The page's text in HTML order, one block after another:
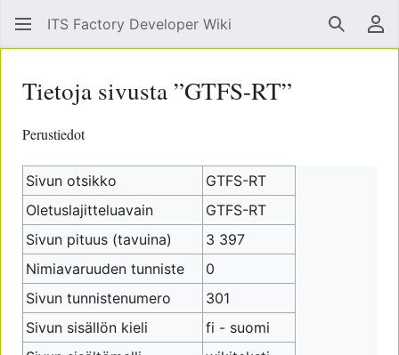
ITS Factory Developer Wiki Hae
Tietoja sivusta ”GTFS-RT”
Perustiedot
Sivun otsikko
GTFS-RT
Oletuslajitteluavain
GTFS-RT
Sivun pituus (tavuina)
3 397
Nimiavaruuden tunniste
0
Sivun tunnistenumero
301
Sivun sisällön kieli
fi - suomi